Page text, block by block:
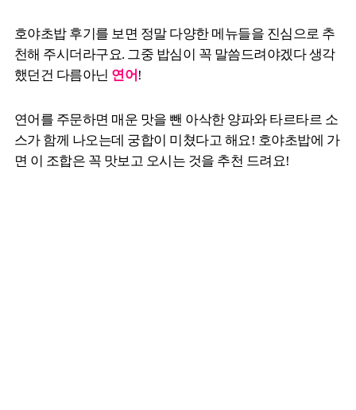
호야초밥 후기를 보면 정말 다양한 메뉴들을 진심으로 추
천해 주시더라구요. 그중 밥심이 꼭 말씀드려야겠다 생각
했던건 다름아닌 연어 !
연어를 주문하면 매운 맛을 뺀 아삭한 양파와 타르타르 소
스가 함께 나오는데 궁합이 미쳤다고 해요! 호야초밥에 가
면 이 조합은 꼭 맛보고 오시는 것을 추천 드려요!